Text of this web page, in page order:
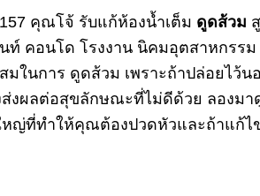
คุณโจ้ รับแก้ห้องน้ำเต็ม ดูดส้วม
ท์ คอนโด โรงงาน นิคมอุตสาหกรร
ในการ ดูดส้วม เพราะถ้าปล่อยไว้น
ผลต่อสุขลักษณะที่ไม่ดีด้วย ลองมา
ญ่ที่ทำให้คุณต้องปวดหัวและถ้าแก้ไ